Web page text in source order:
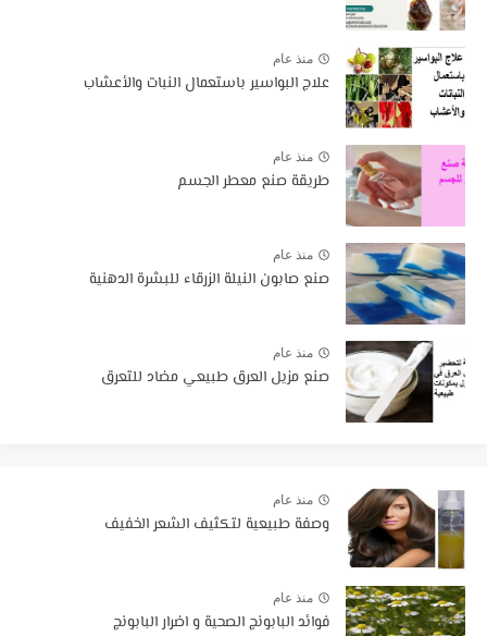
منذ عام
علاج البواسير باستعمال النبات والأعشاب
منذ عام
طريقة صنع معطر الجسم
منذ عام
صنع صابون النيلة الزرقاء للبشرة الدهنية
منذ عام
صنع مزيل العرق طبيعي مضاد للتعرق
منذ عام
وصفة طبيعية لتكثيف الشعر الخفيف
منذ عام
فوائد البابونج الصحية و اضرار البابونج